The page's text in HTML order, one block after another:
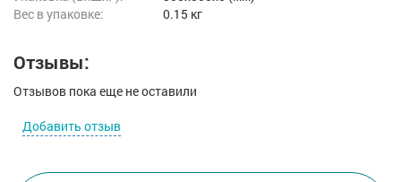
Вес в упаковке:
0.15 кг
Отзывы:
Отзывов пока еще не оставили
Добавить отзыв